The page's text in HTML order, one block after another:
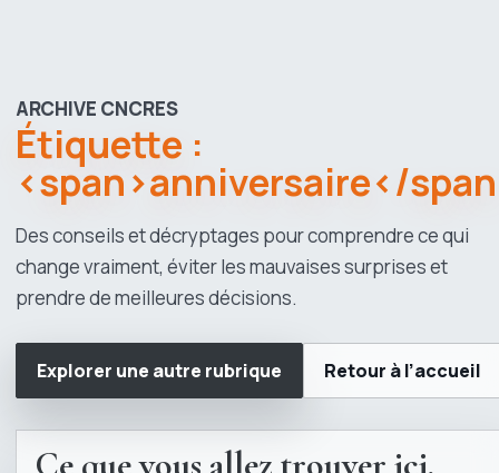
ARCHIVE CNCRES
Étiquette :
<span>anniversaire</
Des conseils et décryptages pour comprendre ce qui
change vraiment, éviter les mauvaises surprises et
prendre de meilleures décisions.
Explorer une autre rubrique Retour à l’accueil